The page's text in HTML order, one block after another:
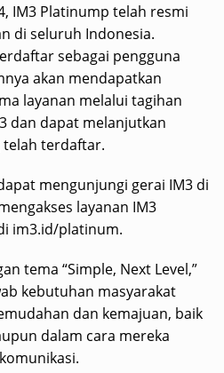
IM3 Platinump telah resmi
di seluruh Indonesia.
sebagai pengguna
akan mendapatkan
layanan melalui tagihan
dan dapat melanjutkan
telah terdaftar.
mengunjungi gerai IM3 di
layanan IM3
im3.id/platinum.
tema “Simple, Next Level,”
kebutuhan masyarakat
dan kemajuan, baik
dalam cara mereka